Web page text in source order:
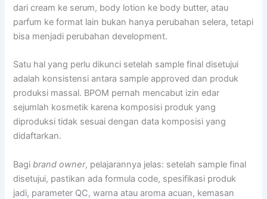
dari cream ke serum, body lotion ke body butter, atau
parfum ke format lain bukan hanya perubahan selera, tetapi
bisa menjadi perubahan development.
Satu hal yang perlu dikunci setelah sample final disetujui
adalah konsistensi antara sample approved dan produk
produksi massal. BPOM pernah mencabut izin edar
sejumlah kosmetik karena komposisi produk yang
diproduksi tidak sesuai dengan data komposisi yang
didaftarkan.
Bagi brand owner, pelajarannya jelas: setelah sample final
disetujui, pastikan ada formula code, spesifikasi produk
jadi, parameter QC, warna atau aroma acuan, kemasan